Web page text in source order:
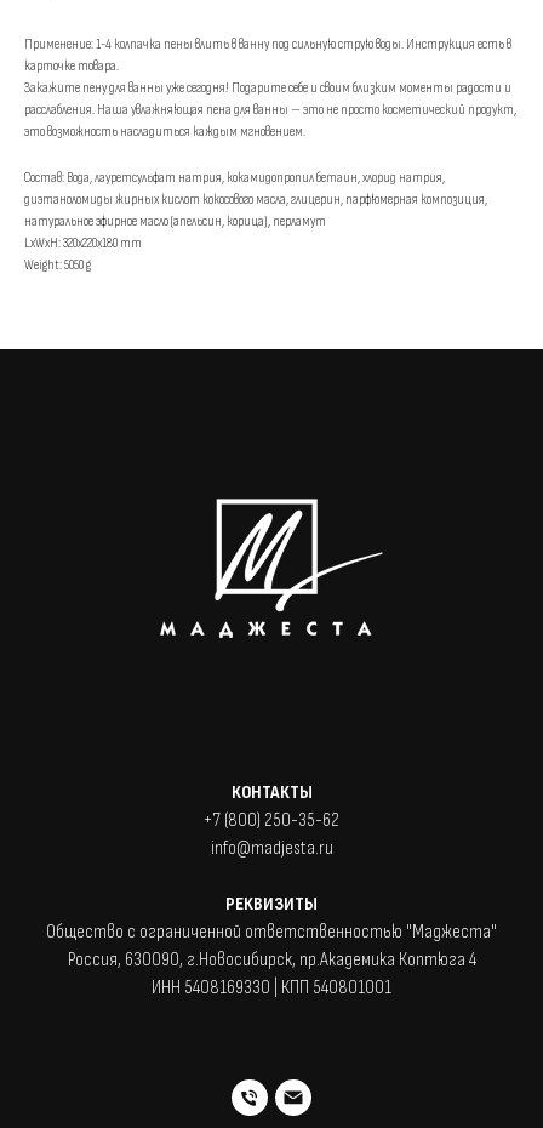
Применение: 1-4 колпачка пены влить в ванну под сильную струю воды. Инструкция есть в
карточке товара.
Закажите пену для ванны уже сегодня! Подарите себе и своим близким моменты радости и
расслабления. Наша увлажняющая пена для ванны — это не просто косметический продукт,
это возможность насладиться каждым мгновением.
Состав: Вода, лауретсульфат натрия, кокамидопропил бетаин, хлорид натрия,
диэтаноломиды жирных кислот кокосового масла, глицерин, парфюмерная композиция,
натуральное эфирное масло (апельсин, корица), перламут
LxWxH: 320x220x180 mm
Weight: 5050 g
КОНТАКТЫ
+7 (800) 250-35-62
info@madjesta.ru
РЕКВИЗИТЫ
Общество с ограниченной ответственностью "Маджеста"
Россия, 630090, г.Новосибирск, пр.Академика Коптюга 4
ИНН 5408169330 | КПП 540801001